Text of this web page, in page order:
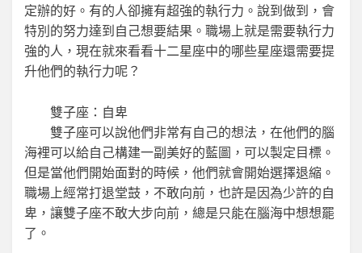
定辦的好。有的人卻擁有超強的執行力。說到做到，會
特別的努力達到自己想要結果。職場上就是需要執行力
強的人，現在就來看看十二星座中的哪些星座還需要提
升他們的執行力呢？
雙子座：自卑
雙子座可以說他們非常有自己的想法，在他們的腦
海裡可以給自己構建一副美好的藍圖，可以製定目標。
但是當他們開始面對的時候，他們就會開始選擇退縮。
職場上經常打退堂鼓，不敢向前，也許是因為少許的自
卑，讓雙子座不敢大步向前，總是只能在腦海中想想罷
了。